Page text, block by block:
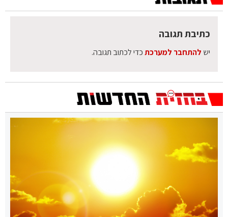
כתיבת תגובה
יש להתחבר למערכתכדי לכתוב תגובה.